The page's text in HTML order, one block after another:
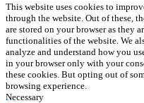
This website uses cookies to
through the website. Out of these,
are stored on your browser as they
functionalities of the website. We
analyze and understand how you
in your browser only with your
these cookies. But opting out of
browsing experience.
Necessary